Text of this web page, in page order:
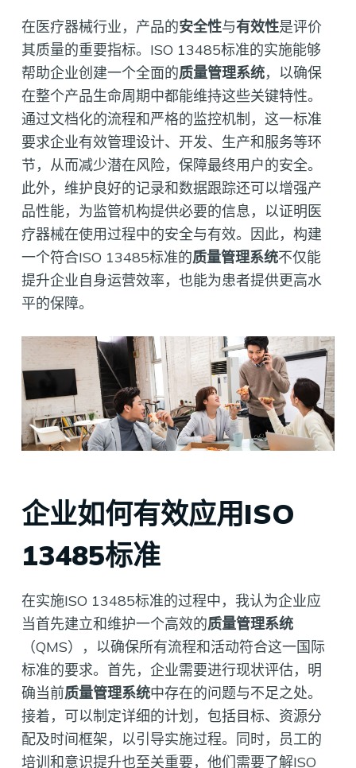
在医疗器械行业，产品的安全性与有效性是评价
其质量的重要指标。ISO 13485标准的实施能够
帮助企业创建一个全面的质量管理系统，以确保
在整个产品生命周期中都能维持这些关键特性。
通过文档化的流程和严格的监控机制，这一标准
要求企业有效管理设计、开发、生产和服务等环
节，从而减少潜在风险，保障最终用户的安全。
此外，维护良好的记录和数据跟踪还可以增强产
品性能，为监管机构提供必要的信息，以证明医
疗器械在使用过程中的安全与有效。因此，构建
一个符合ISO 13485标准的质量管理系统不仅能
提升企业自身运营效率，也能为患者提供更高水
平的保障。
企业如何有效应用ISO
13485标准
在实施ISO 13485标准的过程中，我认为企业应
当首先建立和维护一个高效的质量管理系统
（QMS），以确保所有流程和活动符合这一国际
标准的要求。首先，企业需要进行现状评估，明
确当前质量管理系统中存在的问题与不足之处。
接着，可以制定详细的计划，包括目标、资源分
配及时间框架，以引导实施过程。同时，员工的
培训和意识提升也至关重要，他们需要了解ISO